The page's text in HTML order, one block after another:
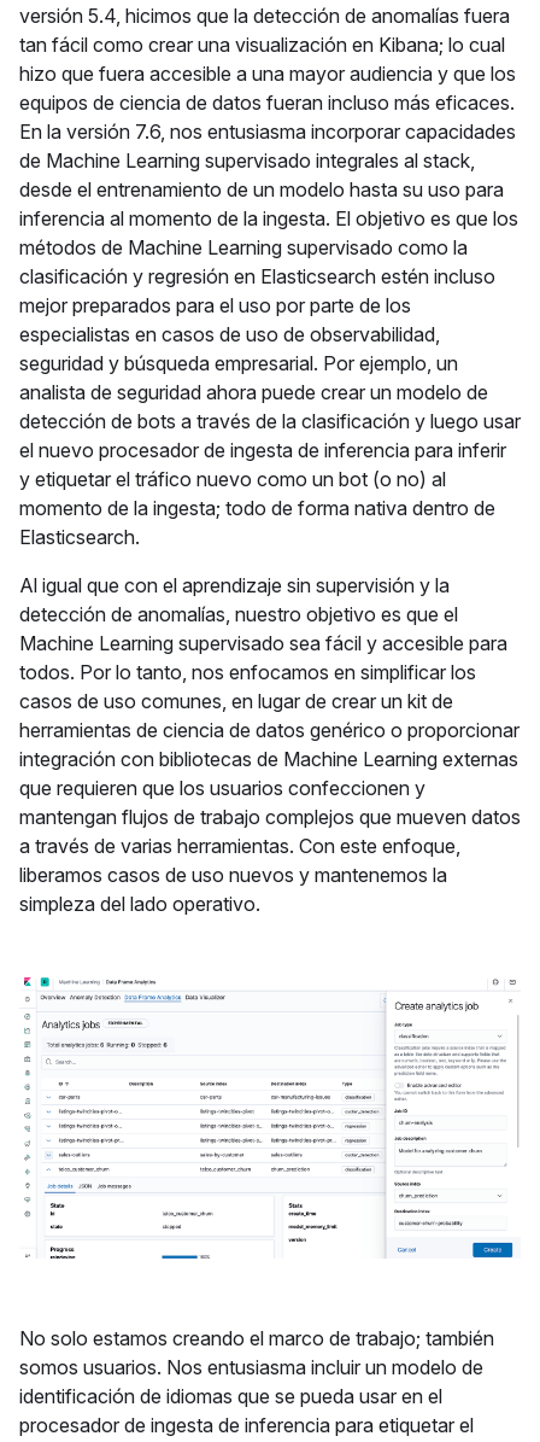
versión 5.4, hicimos que la detección de anomalías fuera
tan fácil como crear una visualización en Kibana; lo cual
hizo que fuera accesible a una mayor audiencia y que los
equipos de ciencia de datos fueran incluso más eficaces.
En la versión 7.6, nos entusiasma incorporar capacidades
de Machine Learning supervisado integrales al stack,
desde el entrenamiento de un modelo hasta su uso para
inferencia al momento de la ingesta. El objetivo es que los
métodos de Machine Learning supervisado como la
clasificación y regresión en Elasticsearch estén incluso
mejor preparados para el uso por parte de los
especialistas en casos de uso de observabilidad,
seguridad y búsqueda empresarial. Por ejemplo, un
analista de seguridad ahora puede crear un modelo de
detección de bots a través de la clasificación y luego usar
el nuevo procesador de ingesta de inferencia para inferir
y etiquetar el tráfico nuevo como un bot (o no) al
momento de la ingesta; todo de forma nativa dentro de
Elasticsearch.
Al igual que con el aprendizaje sin supervisión y la
detección de anomalías, nuestro objetivo es que el
Machine Learning supervisado sea fácil y accesible para
todos. Por lo tanto, nos enfocamos en simplificar los
casos de uso comunes, en lugar de crear un kit de
herramientas de ciencia de datos genérico o proporcionar
integración con bibliotecas de Machine Learning externas
que requieren que los usuarios confeccionen y
mantengan flujos de trabajo complejos que mueven datos
a través de varias herramientas. Con este enfoque,
liberamos casos de uso nuevos y mantenemos la
simpleza del lado operativo.
No solo estamos creando el marco de trabajo; también
somos usuarios. Nos entusiasma incluir un modelo de
identificación de idiomas que se pueda usar en el
procesador de ingesta de inferencia para etiquetar el